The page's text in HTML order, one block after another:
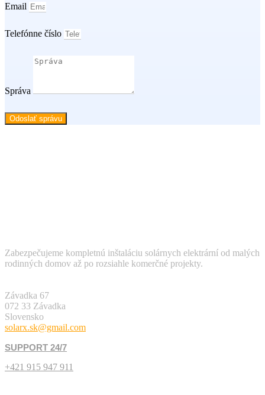
Email
Telefónne číslo
Správa
Odoslať správu
Zabezpečujeme kompletnú inštaláciu solárnych elektrární od malých
rodinných domov až po rozsiahle komerčné projekty.
Závadka 67
072 33 Závadka
Slovensko
solarx.sk@gmail.com
SUPPORT 24/7
+421 915 947 911